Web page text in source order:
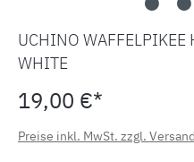
UCHINO WAFFELPIKEE
WHITE
19,00 €*
Preise inkl. MwSt. zzgl.